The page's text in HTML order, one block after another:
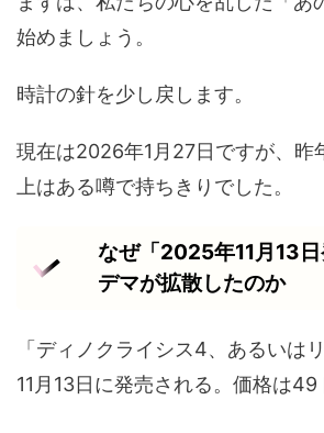
始めましょう。
時計の針を少し戻します。
現在は2026年1月27日ですが、昨
上はある噂で持ちきりでした。
なぜ「2025年11月13日
デマが拡散したのか
「ディノクライシス4、あるいは
11月13日に発売される。価格は49